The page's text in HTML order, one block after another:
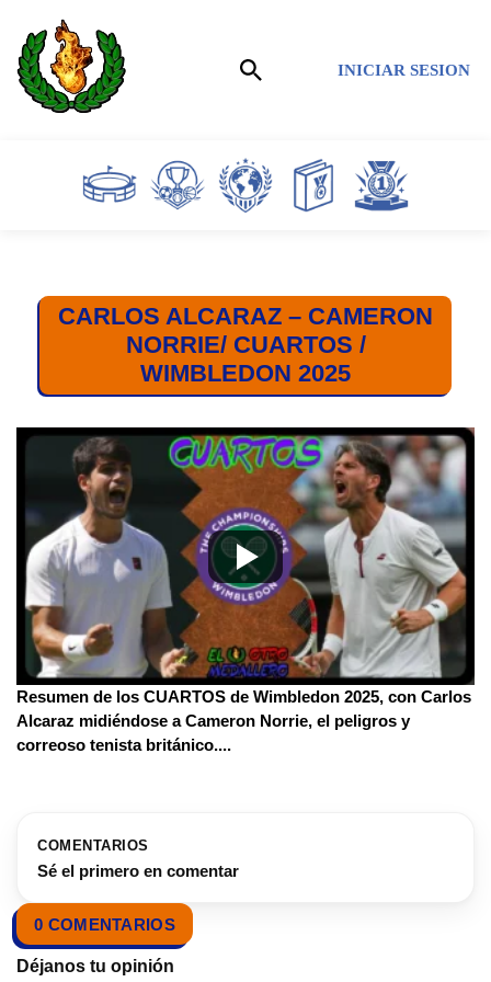
Saltar
al
contenido
INICIAR SESION
CARLOS ALCARAZ – CAMERON
NORRIE/ CUARTOS /
WIMBLEDON 2025
Resumen de los CUARTOS de Wimbledon 2025, con Carlos
Alcaraz midiéndose a Cameron Norrie, el peligros y
correoso tenista británico....
COMENTARIOS
Sé el primero en comentar
0 COMENTARIOS